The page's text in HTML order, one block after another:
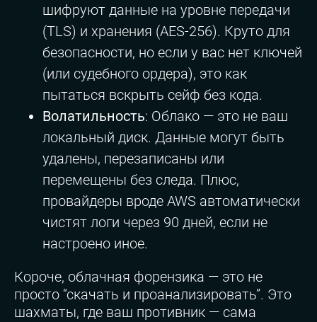
шифруют данные на уровне передачи
(TLS) и хранения (AES-256). Круто для
безопасности, но если у вас нет ключей
(или судебного ордера), это как
пытаться вскрыть сейф без кода.
Волатильность: Облако — это не ваш
локальный диск. Данные могут быть
удалены, перезаписаны или
перемещены без следа. Плюс,
провайдеры вроде AWS автоматически
чистят логи через 90 дней, если не
настроено иное.
Короче, облачная форензика — это не
просто “скачать и проанализировать”. Это
шахматы, где ваш противник — сама